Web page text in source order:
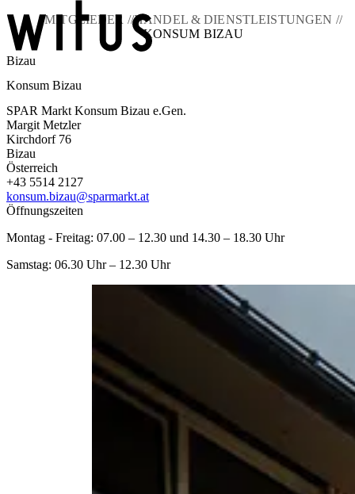
Über uns
Projekte
Mitglieder
Service
Kontakt
MITGLIEDER //HANDEL & DIENSTLEISTUNGEN //
KONSUM BIZAU
Bizau
Konsum Bizau
SPAR Markt Konsum Bizau e.Gen.
Margit Metzler
Kirchdorf 76
Bizau
Österreich
+43 5514 2127
konsum.bizau@sparmarkt.at
Öffnungszeiten
Montag - Freitag: 07.00 – 12.30 und 14.30 – 18.30 Uhr
Samstag: 06.30 Uhr – 12.30 Uhr